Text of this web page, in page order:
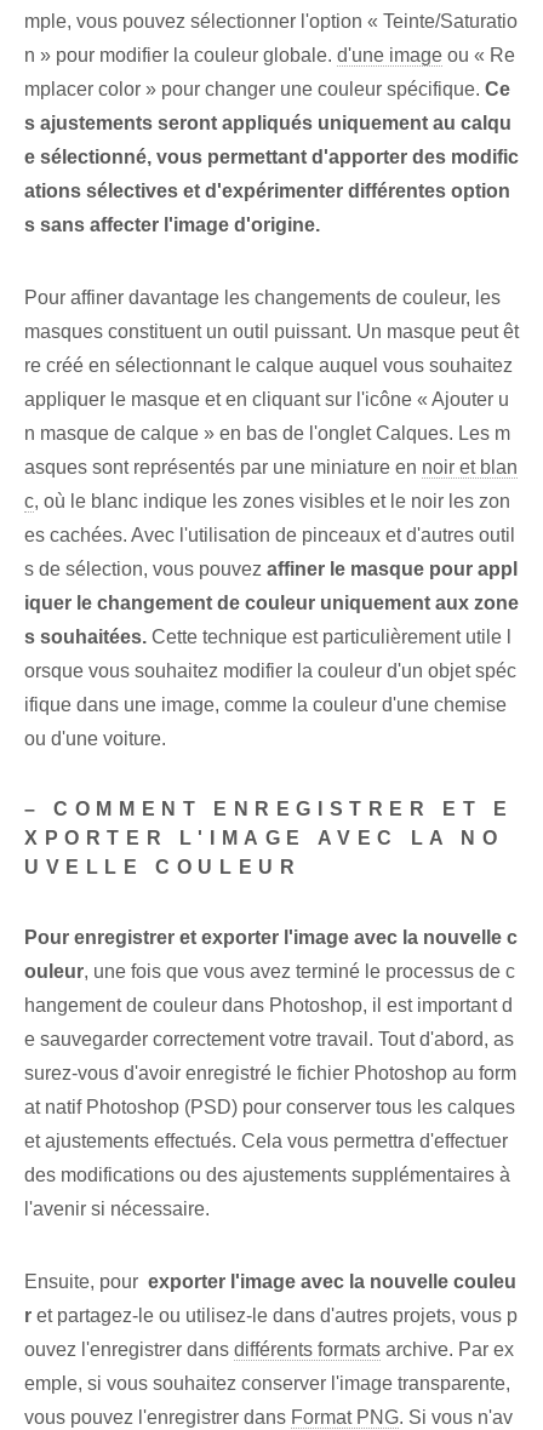
mple, vous pouvez sélectionner l'option « Teinte/Saturatio
n » pour modifier la couleur globale. d'une image ‌ou « Re
mplacer ⁢color » pour changer une couleur spécifique. Ce
s ajustements seront appliqués uniquement au calqu
e sélectionné, vous permettant d'apporter des modific
ations sélectives et d'expérimenter différentes option
s sans affecter l'image d'origine.
Pour affiner davantage les changements de couleur, les
masques constituent un outil puissant. Un masque peut êt
re créé en sélectionnant le calque auquel vous souhaitez
appliquer le masque et en cliquant sur l'icône « Ajouter u
n masque de calque » en bas de l'onglet Calques. Les m
asques sont représentés par une miniature en noir et blan
c, où le blanc indique les zones visibles et le noir les zon
es cachées.⁤ Avec⁣ l'utilisation‍ de‍ pinceaux⁢ et ⁣d'autres outil
s de sélection, vous pouvez affiner le masque pour appl
iquer le changement de ‌couleur‌ uniquement aux ‌zone
s souhaitées. Cette technique est particulièrement utile l
orsque vous souhaitez modifier la couleur d'un objet spéc
ifique dans une image, comme la couleur d'une chemise
ou d'une voiture.
– COMMENT ENREGISTRER ET E
XPORTER L'IMAGE AVEC LA NO
UVELLE COULEUR
Pour enregistrer et exporter l'image avec la nouvelle c
ouleur, une fois que vous avez terminé le processus de c
hangement de couleur dans Photoshop, il est important d
e sauvegarder correctement votre travail. Tout d'abord, as
surez-vous d'avoir enregistré le fichier Photoshop au form
at natif Photoshop (PSD) pour conserver tous les calques
et ajustements effectués. Cela vous permettra d'effectuer
des modifications ou des ajustements supplémentaires à
l'avenir si nécessaire.
Ensuite, pour ⁢ exporter l'image avec la nouvelle couleu
r ‌et partagez-le ou⁤ utilisez-le dans d'autres projets, vous p
ouvez l'enregistrer dans différents formats archive. Par ex
emple, si vous souhaitez conserver l'image transparente,
vous pouvez l'enregistrer dans Format PNG. ‍Si vous n'av